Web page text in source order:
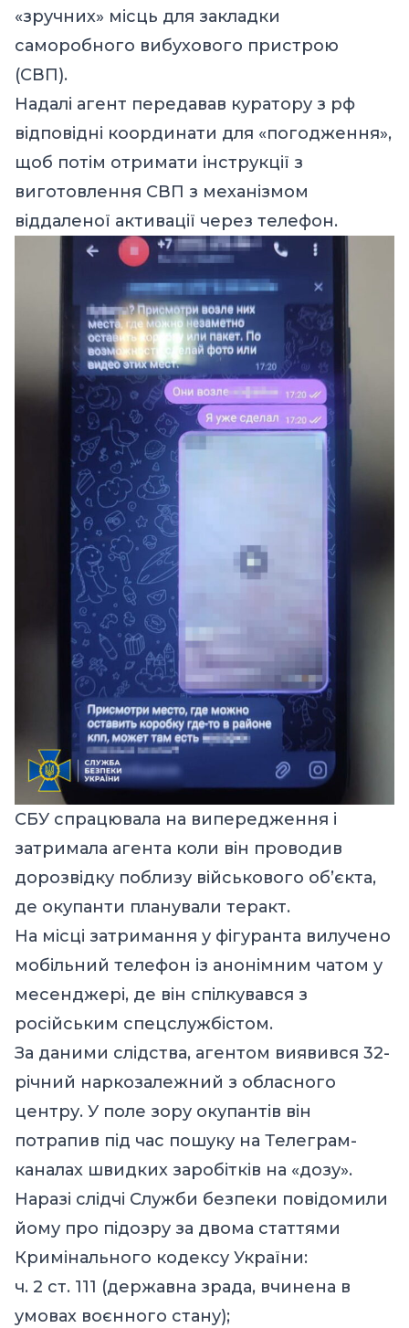
«зручних» місць для закладки
саморобного вибухового пристрою
(СВП).
Надалі агент передавав куратору з рф
відповідні координати для «погодження»,
щоб потім отримати інструкції з
виготовлення СВП з механізмом
віддаленої активації через телефон.
СБУ спрацювала на випередження і
затримала агента коли він проводив
дорозвідку поблизу військового об’єкта,
де окупанти планували теракт.
На місці затримання у фігуранта вилучено
мобільний телефон із анонімним чатом у
месенджері, де він спілкувався з
російським спецслужбістом.
За даними слідства, агентом виявився 32-
річний наркозалежний з обласного
центру. У поле зору окупантів він
потрапив під час пошуку на Телеграм-
каналах швидких заробітків на «дозу».
Наразі слідчі Служби безпеки повідомили
йому про підозру за двома статтями
Кримінального кодексу України:
ч. 2 ст. 111 (державна зрада, вчинена в
умовах воєнного стану);